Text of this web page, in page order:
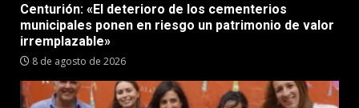
Centurión: «El deterioro de los cementerios
municipales ponen en riesgo un patrimonio de valor
irremplazable»
8 de agosto de 2026